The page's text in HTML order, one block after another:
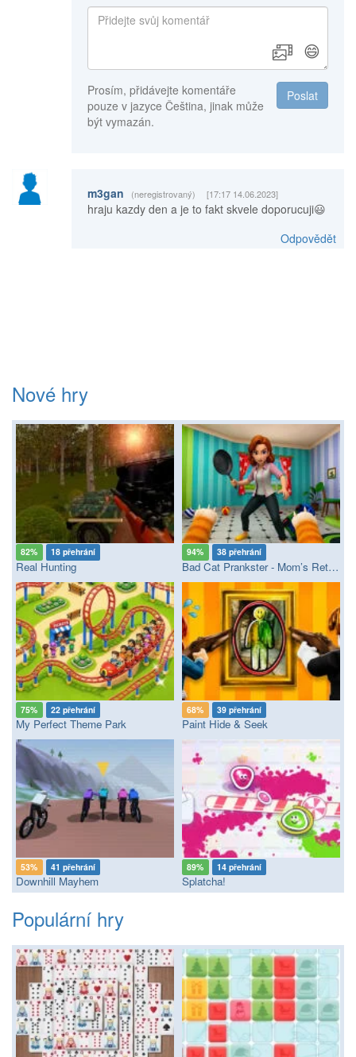
😄
Poslat
Prosím, přidávejte komentáře
pouze v jazyce Čeština, jinak může
být vymazán.
m3gan (neregistrovaný) [17:17 14.06.2023]
hraju kazdy den a je to fakt skvele doporucuji😃
Odpovědět
Nové hry
82% 18 přehrání
Real Hunting
94% 38 přehrání
Bad Cat Prankster - Mom’s Return
75% 22 přehrání
My Perfect Theme Park
68% 39 přehrání
Paint Hide & Seek
53% 41 přehrání
Downhill Mayhem
89% 14 přehrání
Splatcha!
Populární hry